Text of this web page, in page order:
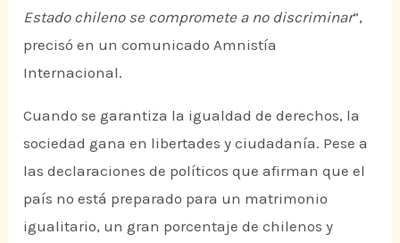
Estado chileno se compromete a no discriminar”,
precisó en un comunicado Amnistía
Internacional.
Cuando se garantiza la igualdad de derechos, la
sociedad gana en libertades y ciudadanía. Pese a
las declaraciones de políticos que afirman que el
país no está preparado para un matrimonio
igualitario, un gran porcentaje de chilenos y